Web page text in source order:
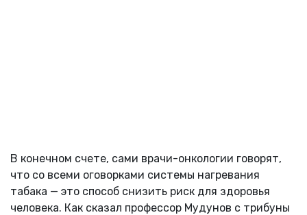
В конечном счете, сами врачи-онкологии говорят,
что со всеми оговорками системы нагревания
табака — это способ снизить риск для здоровья
человека. Как сказал профессор Мудунов с трибуны